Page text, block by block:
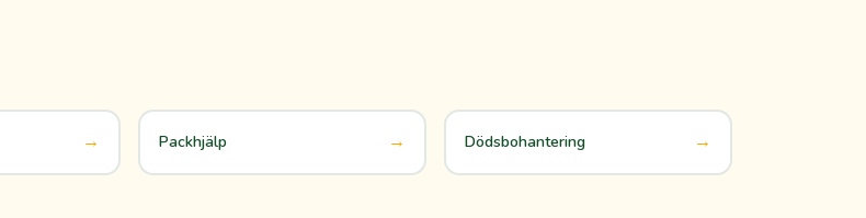
→ Packhjälp → Dödsbohantering →